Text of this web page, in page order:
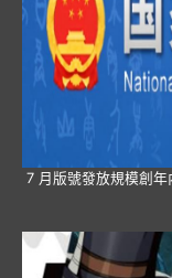
7 月版號發放規模創